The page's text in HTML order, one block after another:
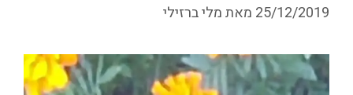
25/12/2019 מאתמלי ברזילי